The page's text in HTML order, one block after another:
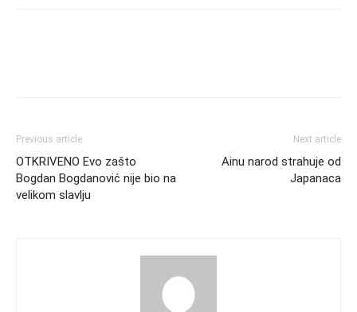
Previous article
OTKRIVENO Evo zašto
Bogdan Bogdanović nije bio na
velikom slavlju
Next article
Ainu narod strahuje od
Japanaca